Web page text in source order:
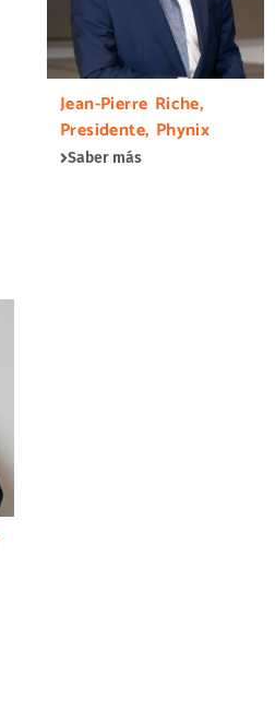
Jean-Pierre Riche,
Presidente, Phynix
Saber más